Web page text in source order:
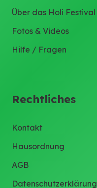
Über das Holi Festival
Fotos & Videos
Hilfe / Fragen
Rechtliches
Kontakt
Hausordnung
AGB
Datenschutzerklärung